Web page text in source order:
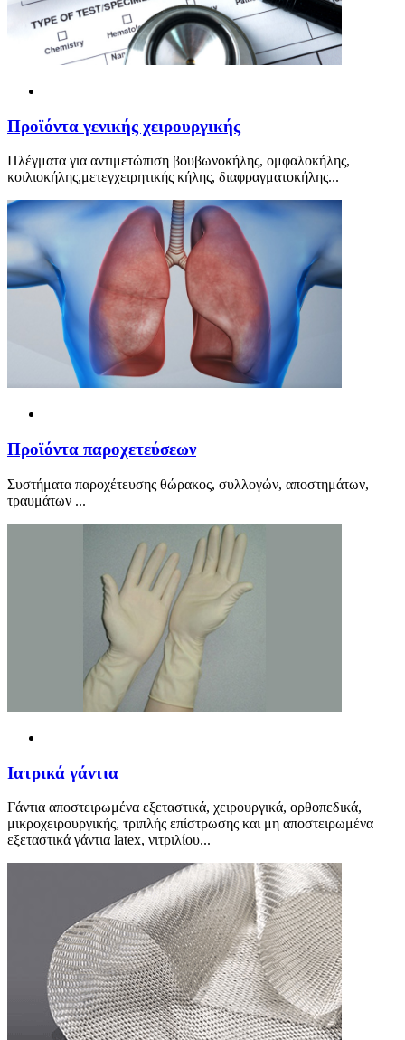
Προϊόντα γενικής χειρουργικής
Πλέγματα για αντιμετώπιση βουβωνοκήλης, ομφαλοκήλης,
κοιλιοκήλης,μετεγχειρητικής κήλης, διαφραγματοκήλης...
Προϊόντα παροχετεύσεων
Συστήματα παροχέτευσης θώρακος, συλλογών, αποστημάτων,
τραυμάτων ...
Ιατρικά γάντια
Γάντια αποστειρωμένα εξεταστικά, χειρουργικά, ορθοπεδικά,
μικροχειρουργικής, τριπλής επίστρωσης και μη αποστειρωμένα
εξεταστικά γάντια latex, νιτριλίου...